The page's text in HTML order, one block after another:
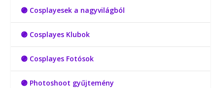
🟣 Cosplayesek a nagyvilágból
🟣 Cosplayes Klubok
🟣 Cosplayes Fotósok
🟣 Photoshoot gyűjtemény